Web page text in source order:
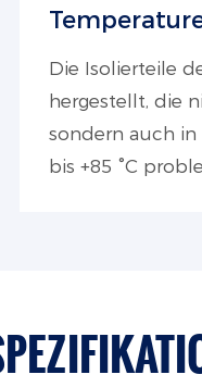
Die Isolierteile
hergestellt, die
sondern auch
bis +85 °C